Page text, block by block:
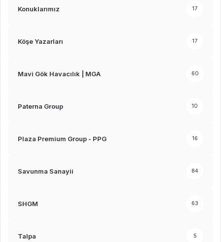
Konuklarımız 17
Köşe Yazarları 17
Mavi Gök Havacılık | MGA 60
Paterna Group 10
Plaza Premium Group - PPG 16
Savunma Sanayii 84
SHGM 63
Talpa 5